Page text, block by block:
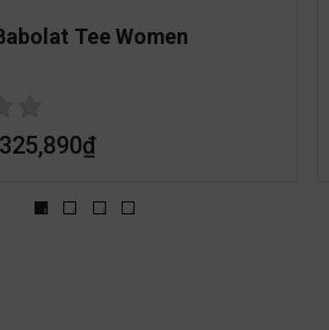
Tee Women
325,890₫